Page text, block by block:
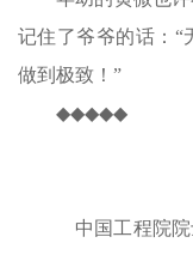
记住了爷爷的话：“
做到极致！”
◆◆◆◆◆
中国工程院院